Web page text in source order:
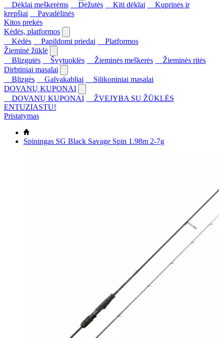
Dėklai meškerėms
Dėžutės Kiti dėklai
Kuprinės ir
krepšiai
Pavadėlinės
Kitos prekės
Kėdės, platformos
Kėdės
Papildomi priedai
Platformos
Žieminė žūklė
Blizgutės
Švytuoklės Žieminės meškerės
Žieminės ritės
Dirbtiniai masalai
Blizgės
Galvakabliai
Silikoniniai masalai
DOVANŲ KUPONAI
DOVANŲ KUPONAI
ŽVEJYBA SU ŽŪKLĖS
ENTUZIASTU!
Pristatymas
Spiningas SG Black Savage Spin 1.98m 2-7g